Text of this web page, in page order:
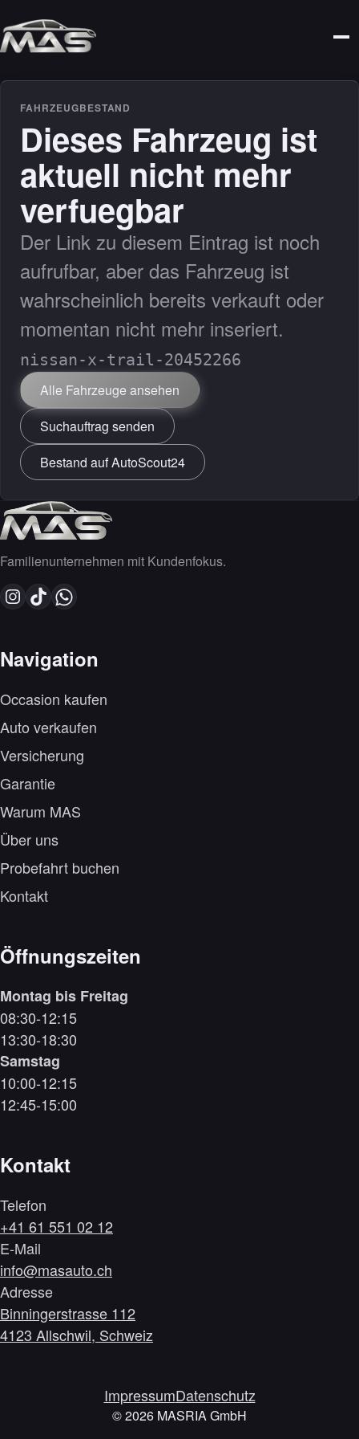
FAHRZEUGBESTAND
Dieses Fahrzeug ist
aktuell nicht mehr
verfuegbar
Der Link zu diesem Eintrag ist noch
aufrufbar, aber das Fahrzeug ist
wahrscheinlich bereits verkauft oder
momentan nicht mehr inseriert.
nissan-x-trail-20452266
Alle Fahrzeuge ansehen
Suchauftrag senden
Bestand auf AutoScout24
Familienunternehmen mit Kundenfokus.
Navigation
Occasion kaufen
Auto verkaufen
Versicherung
Garantie
Warum MAS
Über uns
Probefahrt buchen
Kontakt
Öffnungszeiten
Montag bis Freitag
08:30-12:15
13:30-18:30
Samstag
10:00-12:15
12:45-15:00
Kontakt
Telefon
+41 61 551 02 12
E-Mail
info@masauto.ch
Adresse
Binningerstrasse 112
4123 Allschwil, Schweiz
ImpressumDatenschutz
©2026 MASRIA GmbH